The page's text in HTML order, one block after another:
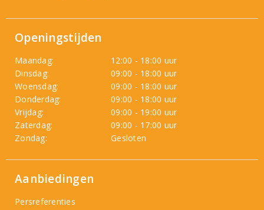
Openingstijden
Maandag:
12:00 - 18:00 uur
Dinsdag:
09:00 - 18:00 uur
Woensdag:
09:00 - 18:00 uur
Donderdag:
09:00 - 18:00 uur
Vrijdag:
09:00 - 19:00 uur
Zaterdag:
09:00 - 17:00 uur
Zondag:
Gesloten
Aanbiedingen
Persreferenties